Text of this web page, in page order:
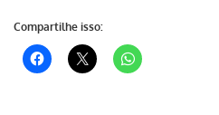
Compartilhe isso: